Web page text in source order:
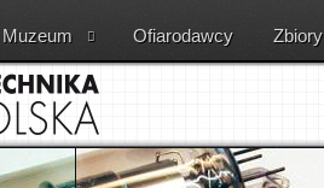
Muzeum Ofiarodawcy Zbiory